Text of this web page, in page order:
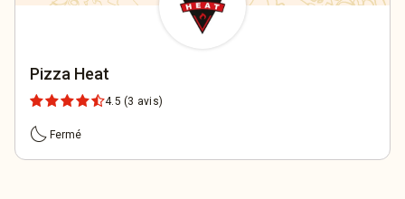
Pizza Heat
4.5 (3 avis)
bedtime Fermé